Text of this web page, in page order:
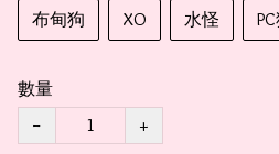
布甸狗
XO 水怪
數量
−
+